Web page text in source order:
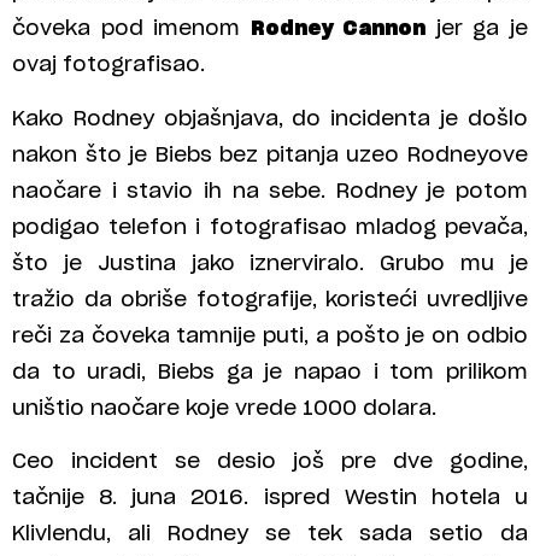
čoveka pod imenom
Rodney Cannon jer ga je
ovaj fotografisao.
Kako Rodney objašnjava, do incidenta je došlo
nakon što je Biebs bez pitanja uzeo Rodneyove
naočare i stavio ih na sebe. Rodney je potom
podigao telefon i fotografisao mladog pevača,
što je Justina jako iznerviralo. Grubo mu je
tražio da obriše fotografije, koristeći uvredljive
reči za čoveka tamnije puti, a pošto je on odbio
da to uradi, Biebs ga je napao i tom prilikom
uništio naočare koje vrede 1000 dolara.
Ceo incident se desio još pre dve godine,
tačnije 8. juna 2016. ispred Westin hotela u
Klivlendu, ali Rodney se tek sada setio da